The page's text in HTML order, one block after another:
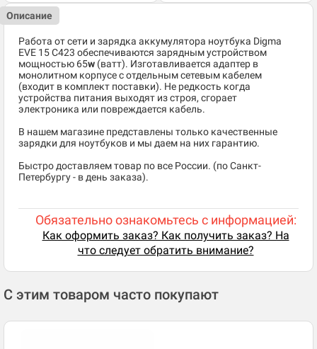
Описание
Работа от сети и зарядка аккумулятора ноутбука Digma
EVE 15 C423 обеспечиваются зарядным устройством
мощностью 65w (ватт). Изготавливается адаптер в
монолитном корпусе с отдельным сетевым кабелем
(входит в комплект поставки). Не редкость когда
устройства питания выходят из строя, сгорает
электроника или повреждается кабель.
В нашем магазине представлены только качественные
зарядки для ноутбуков и мы даем на них гарантию.
Быстро доставляем товар по все России. (по Санкт-
Петербургу - в день заказа).
Обязательно ознакомьтесь с информацией:
Как оформить заказ? Как получить заказ? На
что следует обратить внимание?
С этим товаром часто покупают